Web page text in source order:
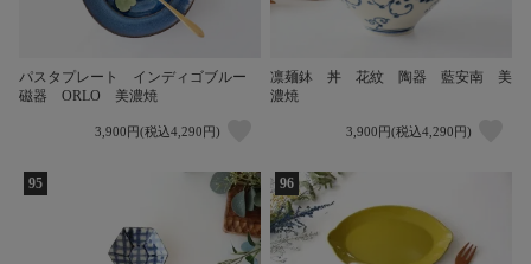
パスタプレート インディゴブルー
磁器 ORLO 美濃焼
3,900円(税込4,290円)
凛麺鉢 丼 花紋 陶器 藍安南 美
濃焼
3,900円(税込4,290円)
95 96